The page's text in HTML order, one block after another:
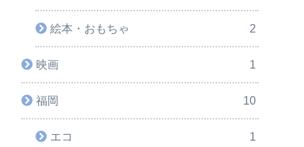
絵本・おもちゃ 2
映画 1
福岡 10
エコ 1